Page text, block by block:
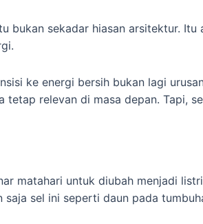
sekadar hiasan arsitektur. Itu
ke energi bersih bukan lagi
relevan di masa depan. Tapi,
matahari untuk diubah menjadi
sel ini seperti daun pada